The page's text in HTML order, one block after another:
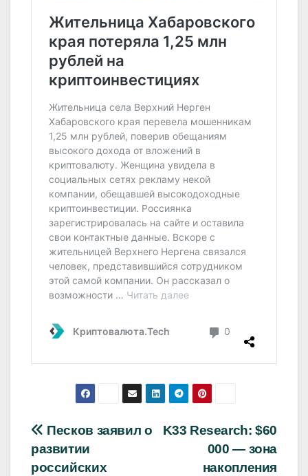
Навигация
по
K33 Research: $60
000 — зона
накопления
Песков заявил о
развитии
российских